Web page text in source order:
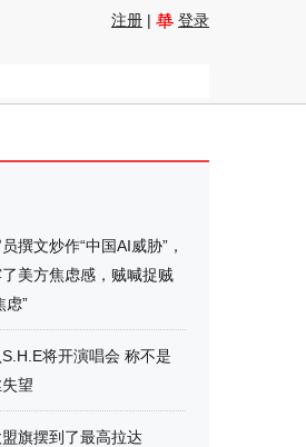
注册 | 登录
撰文炒作“中国AI威胁”，
美方焦虑感，贼喊捉贼
虑”
将开演唱会 称不是
望
旗摆到了最高拉达